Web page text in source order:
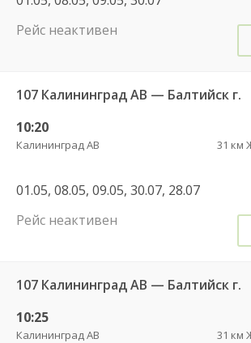
Рейс неактивен
107 Калининград АВ — Балтийск г.
10:20
Калининград АВ 31 км
01.05, 08.05, 09.05, 30.07, 28.07
Рейс неактивен
107 Калининград АВ — Балтийск г.
10:25
Калининград АВ 31 км